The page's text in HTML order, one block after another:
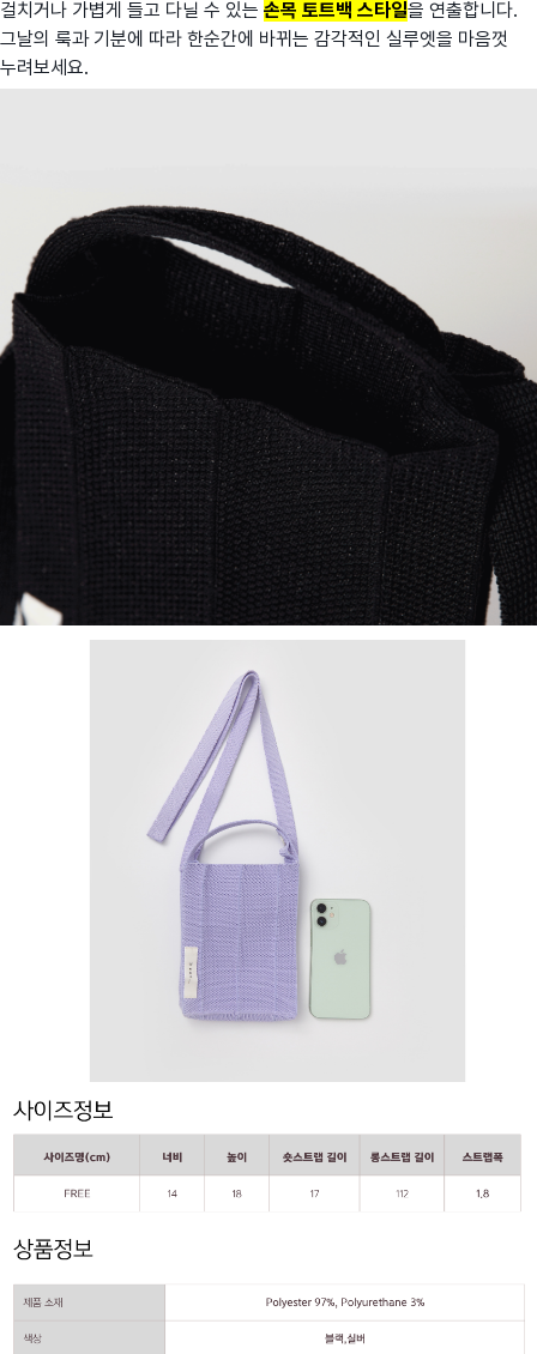
걸치거나 가볍게 들고 다닐 수 있는 손목 토트백 스타일을 연출합니다.
그날의 룩과 기분에 따라 한순간에 바뀌는 감각적인 실루엣을 마음껏
누려보세요.